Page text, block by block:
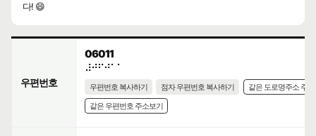
다! 😄
우편번호
06011
⠼⠚⠋⠚⠁⠁
우편번호 복사하기 점자 우편번호 복사하기
같은 도로명주소 주
같은 우편번호 주소보기